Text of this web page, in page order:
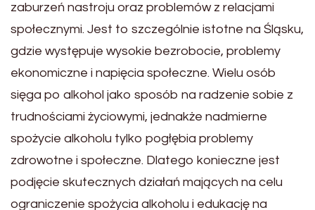
zaburzeń nastroju oraz problemów z relacjami
społecznymi. Jest to szczególnie istotne na Śląsku,
gdzie występuje wysokie bezrobocie, problemy
ekonomiczne i napięcia społeczne. Wielu osób
sięga po alkohol jako sposób na radzenie sobie z
trudnościami życiowymi, jednakże nadmierne
spożycie alkoholu tylko pogłębia problemy
zdrowotne i społeczne. Dlatego konieczne jest
podjęcie skutecznych działań mających na celu
ograniczenie spożycia alkoholu i edukację na